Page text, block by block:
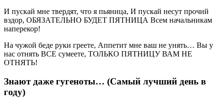
И пускай мне твердят, что я пьяница, И пускай несут прочий
вздор, ОБЯЗАТЕЛЬНО БУДЕТ ПЯТНИЦА Всем начальникам
наперекор!
На чужой беде руки греете, Аппетит мне ваш не унять… Вы у
нас отнять ВСЕ сумеете, ТОЛЬКО ПЯТНИЦУ ВАМ НЕ
ОТНЯТЬ!
Знают даже гугеноты… (Самый лучший день в
году)